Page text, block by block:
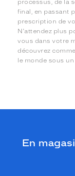
processus, de la
final, en passant
prescription de
N'attendez plus
vous dans votre
découvrez
le monde sous
En